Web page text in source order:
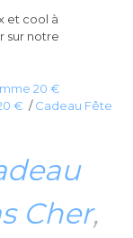
et cool à
sur notre
20 €
€ /Cadeau Fête
Cher,